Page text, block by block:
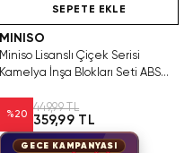
SEPETE EKLE
MINISO
Miniso Lisanslı Çiçek Serisi
Kamelya İnşa Blokları Seti ABS
%20
449,99 TL
359,99 TL
GECE KAMPANYASI